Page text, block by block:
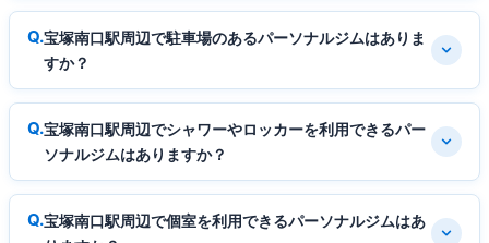
宝塚南口駅周辺で駐車場のあるパーソナルジムはありま
すか？
宝塚南口駅周辺でシャワーやロッカーを利用できるパー
ソナルジムはありますか？
宝塚南口駅周辺で個室を利用できるパーソナルジムはあ